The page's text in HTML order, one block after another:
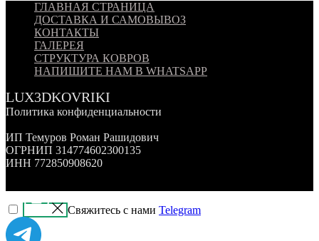
ГЛАВНАЯ СТРАНИЦА
ДОСТАВКА И САМОВЫВОЗ
КОНТАКТЫ
ГАЛЕРЕЯ
СТРУКТУРА КОВРОВ
НАПИШИТЕ НАМ В WHATSAPP
LUX3DKOVRIKI
Политика конфиденциальности
ИП Темуров Роман Рашидович
ОГРНИП 314774602300135
ИНН 772850908620
Свяжитесь с нами Telegram